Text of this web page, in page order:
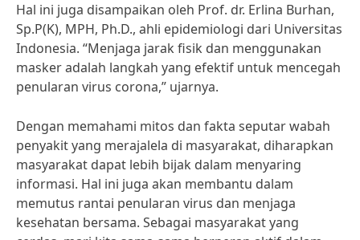
Hal ini juga disampaikan oleh Prof. dr. Erlina Burhan,
Sp.P(K), MPH, Ph.D., ahli epidemiologi dari Universitas
Indonesia. “Menjaga jarak fisik dan menggunakan
masker adalah langkah yang efektif untuk mencegah
penularan virus corona,” ujarnya.
Dengan memahami mitos dan fakta seputar wabah
penyakit yang merajalela di masyarakat, diharapkan
masyarakat dapat lebih bijak dalam menyaring
informasi. Hal ini juga akan membantu dalam
memutus rantai penularan virus dan menjaga
kesehatan bersama. Sebagai masyarakat yang